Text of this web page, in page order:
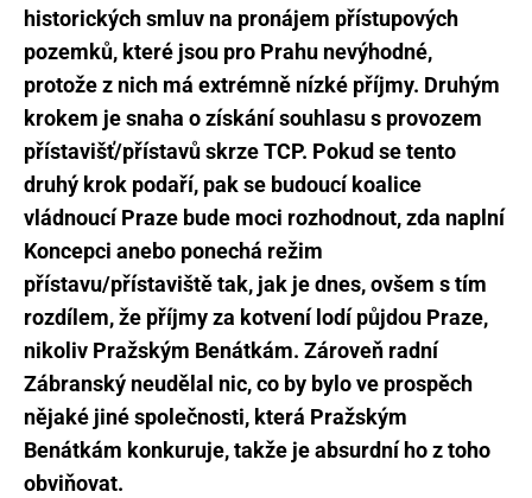
historických smluv na pronájem přístupových
pozemků, které jsou pro Prahu nevýhodné,
protože z nich má extrémně nízké příjmy. Druhým
krokem je snaha o získání souhlasu s provozem
přístavišť/přístavů skrze TCP. Pokud se tento
druhý krok podaří, pak se budoucí koalice
vládnoucí Praze bude moci rozhodnout, zda naplní
Koncepci anebo ponechá režim
přístavu/přístaviště tak, jak je dnes, ovšem s tím
rozdílem, že příjmy za kotvení lodí půjdou Praze,
nikoliv Pražským Benátkám. Zároveň radní
Zábranský neudělal nic, co by bylo ve prospěch
nějaké jiné společnosti, která Pražským
Benátkám konkuruje, takže je absurdní ho z toho
obviňovat.